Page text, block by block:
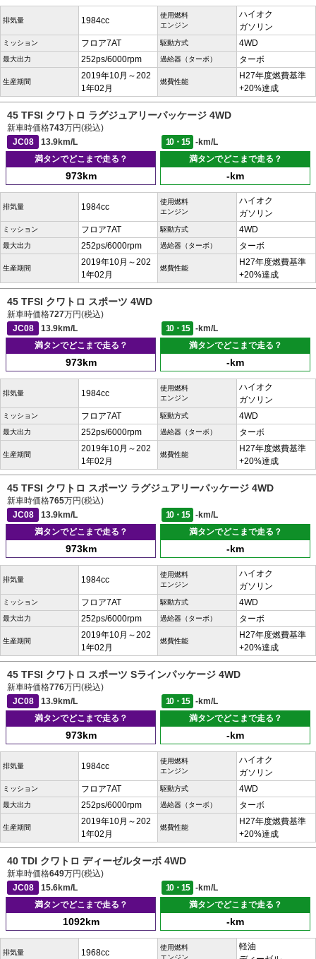
排気量 1984cc
使用燃料
エンジン
ハイオク
ガソリン
ミッション フロア7AT 駆動方式 4WD
最大出力 252ps/6000rpm 過給器（ターボ） ターボ
生産期間
2019年10月～202
1年02月
燃費性能
H27年度燃費基準
+20%達成
45 TFSI クワトロ ラグジュアリーパッケージ 4WD
新車時価格743万円(税込)
JC08
13.9km/L 10・15
-km/L
満タンでどこまで走る？
973km
満タンでどこまで走る？
-km
排気量 1984cc
使用燃料
エンジン
ハイオク
ガソリン
ミッション フロア7AT 駆動方式 4WD
最大出力 252ps/6000rpm 過給器（ターボ） ターボ
生産期間
2019年10月～202
1年02月
燃費性能
H27年度燃費基準
+20%達成
45 TFSI クワトロ スポーツ 4WD
新車時価格727万円(税込)
JC08
13.9km/L 10・15
-km/L
満タンでどこまで走る？
973km
満タンでどこまで走る？
-km
排気量 1984cc
使用燃料
エンジン
ハイオク
ガソリン
ミッション フロア7AT 駆動方式 4WD
最大出力 252ps/6000rpm 過給器（ターボ） ターボ
生産期間
2019年10月～202
1年02月
燃費性能
H27年度燃費基準
+20%達成
45 TFSI クワトロ スポーツ ラグジュアリーパッケージ 4WD
新車時価格765万円(税込)
JC08
13.9km/L 10・15
-km/L
満タンでどこまで走る？
973km
満タンでどこまで走る？
-km
排気量 1984cc
使用燃料
エンジン
ハイオク
ガソリン
ミッション フロア7AT 駆動方式 4WD
最大出力 252ps/6000rpm 過給器（ターボ） ターボ
生産期間
2019年10月～202
1年02月
燃費性能
H27年度燃費基準
+20%達成
45 TFSI クワトロ スポーツ Sラインパッケージ 4WD
新車時価格776万円(税込)
JC08
13.9km/L 10・15
-km/L
満タンでどこまで走る？
973km
満タンでどこまで走る？
-km
排気量 1984cc
使用燃料
エンジン
ハイオク
ガソリン
ミッション フロア7AT 駆動方式 4WD
最大出力 252ps/6000rpm 過給器（ターボ） ターボ
生産期間
2019年10月～202
1年02月
燃費性能
H27年度燃費基準
+20%達成
40 TDI クワトロ ディーゼルターボ 4WD
新車時価格649万円(税込)
JC08
15.6km/L 10・15
-km/L
満タンでどこまで走る？
1092km
満タンでどこまで走る？
-km
排気量 1968cc
使用燃料
エンジン
軽油